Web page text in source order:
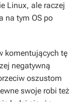
Linux, ale raczej
na tym OS po
komentujących tę
negatywną
oszustom
swoje robi też